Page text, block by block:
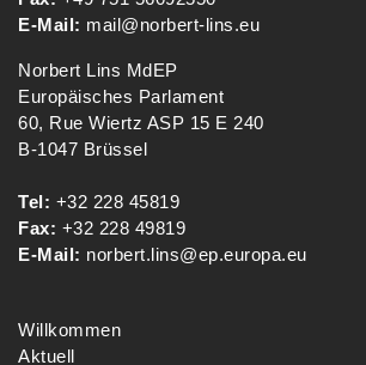
E-Mail: mail@norbert-lins.eu
Norbert Lins MdEP
Europäisches Parlament
60, Rue Wiertz ASP 15 E 240
B-1047 Brüssel
Tel: +32 228 45819
Fax: +32 228 49819
E-Mail: norbert.lins@ep.europa.eu
Willkommen
Aktuell